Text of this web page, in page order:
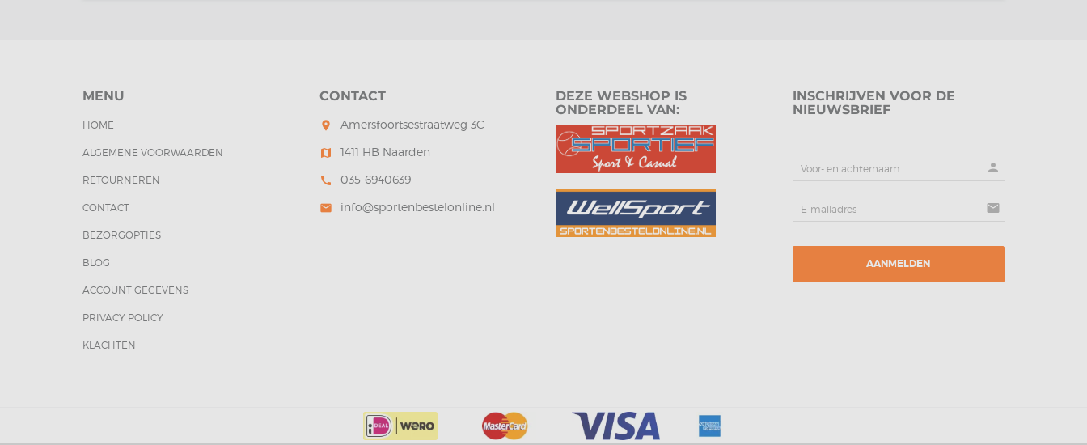
MENU
HOME
ALGEMENE VOORWAARDEN
RETOURNEREN
CONTACT
BEZORGOPTIES
BLOG
ACCOUNT GEGEVENS
PRIVACY POLICY
KLACHTEN
CONTACT
room Amersfoortsestraatweg 3C
map 1411 HB Naarden
call 035-6940639
mail info@sportenbestelonline.nl
DEZE WEBSHOP IS
ONDERDEEL VAN:
INSCHRIJVEN VOOR DE
NIEUWSBRIEF
person
mail
AANMELDEN